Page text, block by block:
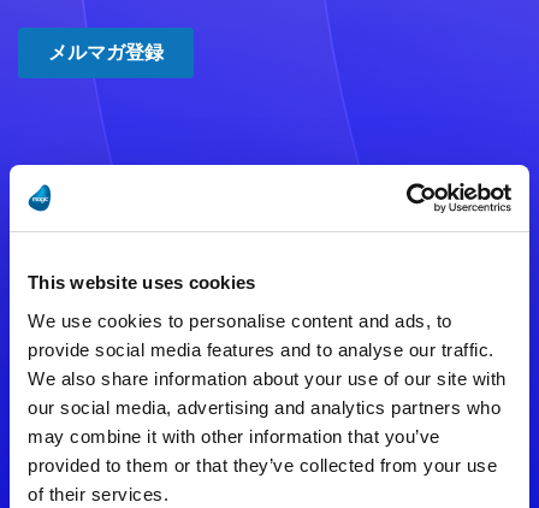
This website uses cookies
We use cookies to personalise content and ads, to
provide social media features and to analyse our traffic.
We also share information about your use of our site with
our social media, advertising and analytics partners who
may combine it with other information that you’ve
provided to them or that they’ve collected from your use
of their services.
注意事項
ある可能性があります。
メールアドレスをご確認のうえ、
再度手続きを行ってください。